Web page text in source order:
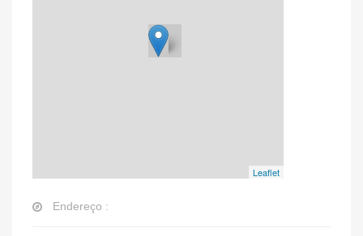
Leaflet
Endereço :